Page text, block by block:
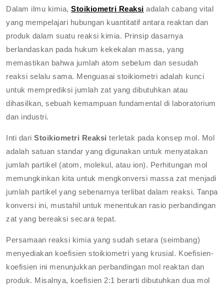
Dalam ilmu kimia,Stoikiometri Reaksi adalah cabang vital
yang mempelajari hubungan kuantitatif antara reaktan dan
produk dalam suatu reaksi kimia. Prinsip dasarnya
berlandaskan pada hukum kekekalan massa, yang
memastikan bahwa jumlah atom sebelum dan sesudah
reaksi selalu sama. Menguasai stoikiometri adalah kunci
untuk memprediksi jumlah zat yang dibutuhkan atau
dihasilkan, sebuah kemampuan fundamental di laboratorium
dan industri.
Inti dariStoikiometri Reaksi terletak pada konsep mol. Mol
adalah satuan standar yang digunakan untuk menyatakan
jumlah partikel (atom, molekul, atau ion). Perhitungan mol
memungkinkan kita untuk mengkonversi massa zat menjadi
jumlah partikel yang sebenarnya terlibat dalam reaksi. Tanpa
konversi ini, mustahil untuk menentukan rasio perbandingan
zat yang bereaksi secara tepat.
Persamaan reaksi kimia yang sudah setara (seimbang)
menyediakan koefisien stoikiometri yang krusial. Koefisien-
koefisien ini menunjukkan perbandingan mol reaktan dan
produk. Misalnya, koefisien 2:1 berarti dibutuhkan dua mol